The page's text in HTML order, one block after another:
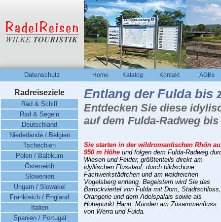
Datenschutz Home Katalog Kontakt AGBs
Radreiseziele
Rad & Schiff
Rad & Segeln
Deutschland
Niederlande / Belgien
Tschechien
Polen / Baltikum
Österreich
Slowenien
Ungarn / Slowakei
Frankreich / England
Italien
Spanien / Portugal
Entlang der Fulda bis
Entdecken Sie diese
auf dem Fulda-Radweg
Sie starten in der wildromantischen Rhön
950 m Höhe und folgen dem Fulda-Radweg
Wiesen und Felder, größtenteils direkt am
idyllischen Flusslauf, durch bildschöne
Fachwerkstädtchen und am waldreichen
Vogelsberg entlang. Begeistern wird Sie das
Barockviertel von Fulda mit Dom, Stadtschloss,
Orangerie und dem Adelspalais sowie als
Höhepunkt Hann. Münden am Zusammenfluss
von Werra und Fulda.